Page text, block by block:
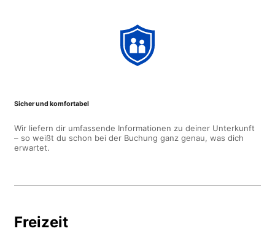
Sicher und komfortabel
Wir liefern dir umfassende Informationen zu deiner Unterkunft
– so weißt du schon bei der Buchung ganz genau, was dich
erwartet.
Freizeit